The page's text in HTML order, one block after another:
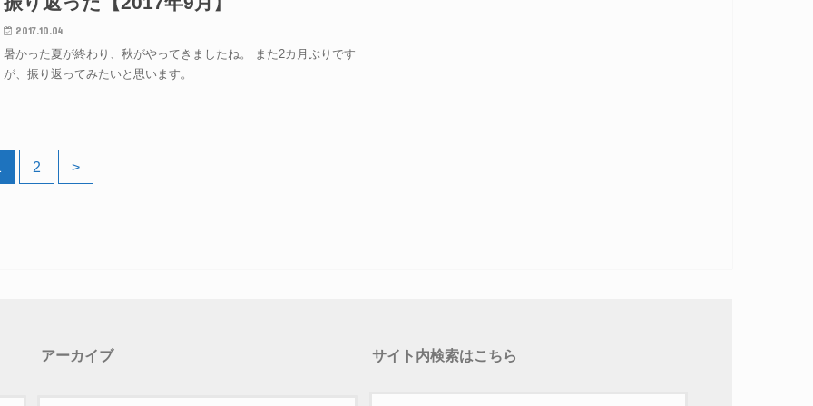
2017.10.04
暑かった夏が終わり、秋がやってきましたね。 また2カ月ぶりです
が、振り返ってみたいと思います。
2 >
アーカイブ サイト内検索はこちら